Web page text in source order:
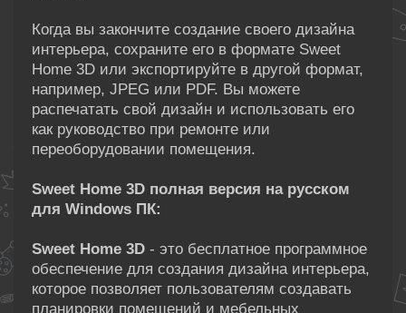
Когда вы закончите создание своего дизайна
интерьера, сохраните его в формате Sweet
Home 3D или экспортируйте в другой формат,
например, JPEG или PDF. Вы можете
распечатать свой дизайн и использовать его
как руководство при ремонте или
переоборудовании помещения.
Sweet Home 3D полная версия на русском
для Windows ПК:
Sweet Home 3D - это бесплатное программное
обеспечение для создания дизайна интерьера,
которое позволяет пользователям создавать
планировки помещений и мебельных